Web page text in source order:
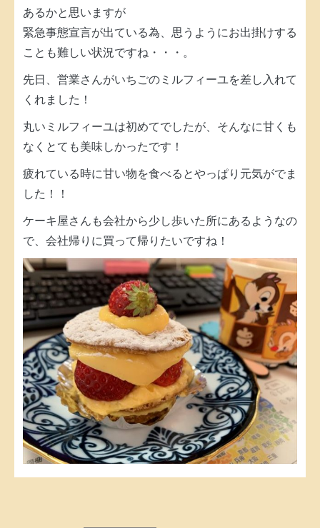
あるかと思いますが
緊急事態宣言が出ている為、思うようにお出掛けする
ことも難しい状況ですね・・・。
先日、営業さんがいちごのミルフィーユを差し入れて
くれました！
丸いミルフィーユは初めてでしたが、そんなに甘くも
なくとても美味しかったです！
疲れている時に甘い物を食べるとやっぱり元気がでま
した！！
ケーキ屋さんも会社から少し歩いた所にあるようなの
で、会社帰りに買って帰りたいですね！